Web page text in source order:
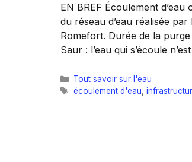
EN BREF Écoulement
du réseau d’eau réalisée
Romefort. Durée de la
Saur : l’eau qui s’écoule
Catégories
Tout savoir sur l'eau
Étiquettes
écoulement d'eau